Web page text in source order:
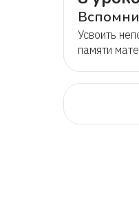
Усвоить
памяти